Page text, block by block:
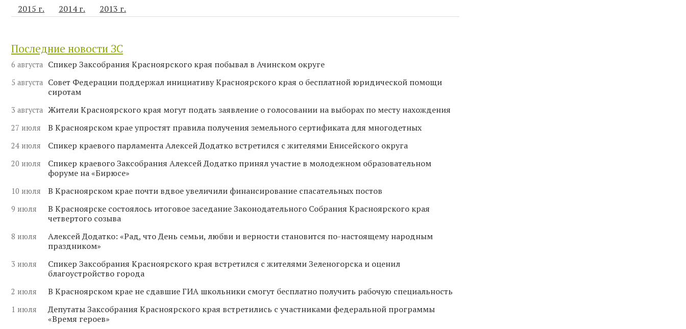
2015 г.
2014 г. 2013 г.
Последние новости ЗС
6 августа Спикер Заксобрания Красноярского края побывал в Ачинском округе
5 августа
Совет Федерации поддержал инициативу Красноярского края о бесплатной юридической помощи
сиротам
3 августа Жители Красноярского края могут подать заявление о голосовании на выборах по месту нахождения
27 июля В Красноярском крае упростят правила получения земельного сертификата для многодетных
24 июля Спикер краевого парламента Алексей Додатко встретился с жителями Енисейского округа
20 июля
Спикер краевого Заксобрания Алексей Додатко принял участие в молодежном образовательном
форуме на «Бирюсе»
10 июля В Красноярском крае почти вдвое увеличили финансирование спасательных постов
9 июля
В Красноярске состоялось итоговое заседание Законодательного Собрания Красноярского края
четвертого созыва
8 июля
Алексей Додатко: «Рад, что День семьи, любви и верности становится по-настоящему народным
праздником»
3 июля
Спикер Заксобрания Красноярского края встретился с жителями Зеленогорска и оценил
благоустройство города
2 июля В Красноярском крае не сдавшие ГИА школьники смогут бесплатно получить рабочую специальность
1 июля
Депутаты Заксобрания Красноярского края встретились с участниками федеральной программы
«Время героев»